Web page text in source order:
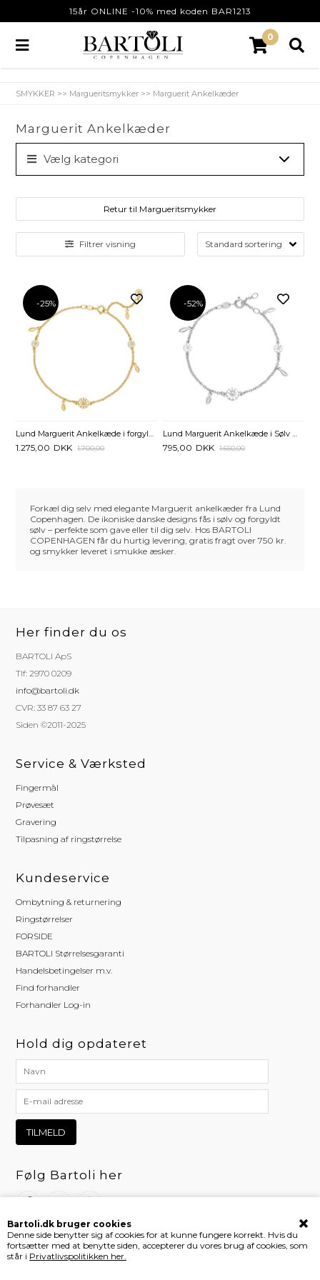
15år ONLINE -10% med koden BAR1213
Bartoli.dk bruger cookies
Denne side benytter sig af cookies for at kunne fungere korrekt. Hvis du
fortsætter med at benytte siden, accepterer du vores brug af cookies, som
står i Privatlivspolitikken her.
0
SMYKKER >> Margueritsmykker >> Marguerit Ankelkæder
Marguerit Ankelkæder
Vælg kategori
Filtrer visning
Retur til Margueritsmykker
-25%
Lund Marguerit Ankelkæde i forgyldt Sølv med Blade - 22 og 25 cm
1.275,00 DKK 1.700,00
-52%
Lund Marguerit Ankelkæde i Sølv med Blade - 22 og 25 cm
795,00 DKK 1.650,00
Forkæl dig selv med elegante Marguerit ankelkæder fra Lund
Copenhagen. De ikoniske danske designs fås i sølv og forgyldt
sølv – perfekte som gave eller til dig selv. Hos BARTOLI
COPENHAGEN får du hurtig levering, gratis fragt over 750 kr.
og smykker leveret i smukke æsker.
Her finder du os
BARTOLI ApS
Tlf: 2970 0209
info@bartoli.dk
CVR: 33 87 63 27
Siden ©2011-2025
Service & Værksted
Fingermål
Prøvesæt
Gravering
Tilpasning af ringstørrelse
Kundeservice
Ombytning & returnering
Ringstørrelser
FORSIDE
BARTOLI Størrelsesgaranti
Handelsbetingelser m.v.
Find forhandler
Forhandler Log-in
Hold dig opdateret
Følg Bartoli her